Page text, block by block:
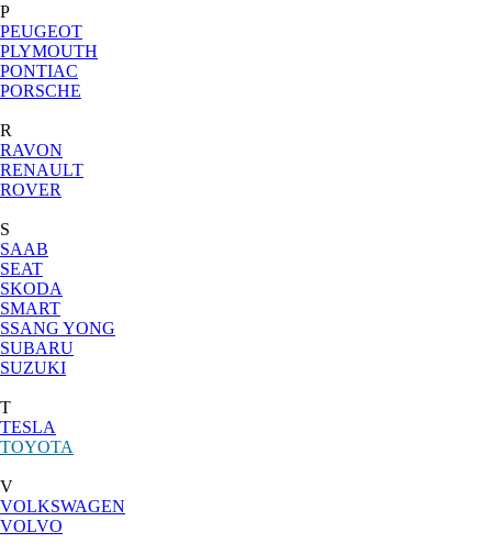
P
PEUGEOT
PLYMOUTH
PONTIAC
PORSCHE
R
RAVON
RENAULT
ROVER
S
SAAB
SEAT
SKODA
SMART
SSANG YONG
SUBARU
SUZUKI
T
TESLA
TOYOTA
V
VOLKSWAGEN
VOLVO